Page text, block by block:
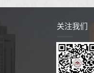
关注我们